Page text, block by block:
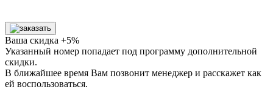
Ваша скидка +5%
Указанный номер попадает под программу дополнительной
скидки.
В ближайшее время Вам позвонит менеджер и расскажет как
ей воспользоваться.